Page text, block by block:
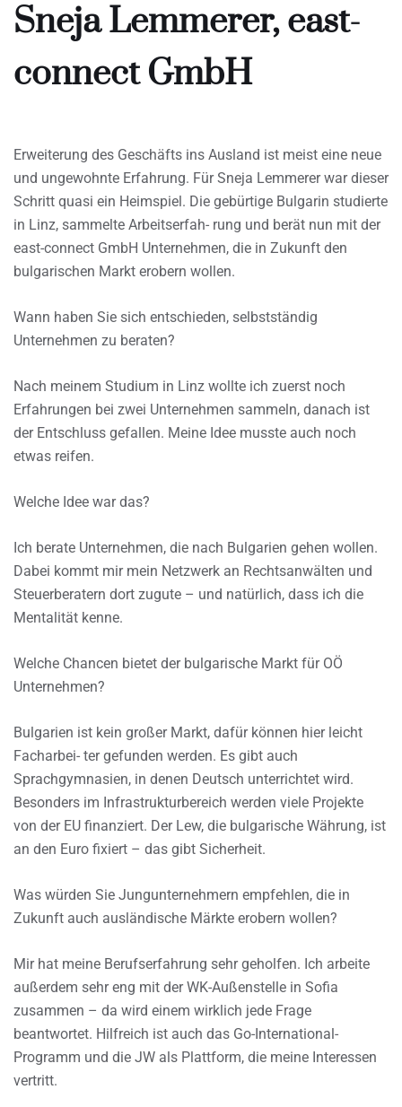
Sneja Lemmerer, east-
connect GmbH
Erweiterung des Geschäfts ins Ausland ist meist eine neue
und ungewohnte Erfahrung. Für Sneja Lemmerer war dieser
Schritt quasi ein Heimspiel. Die gebürtige Bulgarin studierte
in Linz, sammelte Arbeitserfah- rung und berät nun mit der
east-connect GmbH Unternehmen, die in Zukunft den
bulgarischen Markt erobern wollen.
Wann haben Sie sich entschieden, selbstständig
Unternehmen zu beraten?
Nach meinem Studium in Linz wollte ich zuerst noch
Erfahrungen bei zwei Unternehmen sammeln, danach ist
der Entschluss gefallen. Meine Idee musste auch noch
etwas reifen.
Welche Idee war das?
Ich berate Unternehmen, die nach Bulgarien gehen wollen.
Dabei kommt mir mein Netzwerk an Rechtsanwälten und
Steuerberatern dort zugute – und natürlich, dass ich die
Mentalität kenne.
Welche Chancen bietet der bulgarische Markt für OÖ
Unternehmen?
Bulgarien ist kein großer Markt, dafür können hier leicht
Facharbei- ter gefunden werden. Es gibt auch
Sprachgymnasien, in denen Deutsch unterrichtet wird.
Besonders im Infrastrukturbereich werden viele Projekte
von der EU finanziert. Der Lew, die bulgarische Währung, ist
an den Euro fixiert – das gibt Sicherheit.
Was würden Sie Jungunternehmern empfehlen, die in
Zukunft auch ausländische Märkte erobern wollen?
Mir hat meine Berufserfahrung sehr geholfen. Ich arbeite
außerdem sehr eng mit der WK-Außenstelle in Sofia
zusammen – da wird einem wirklich jede Frage
beantwortet. Hilfreich ist auch das Go-International-
Programm und die JW als Plattform, die meine Interessen
vertritt.